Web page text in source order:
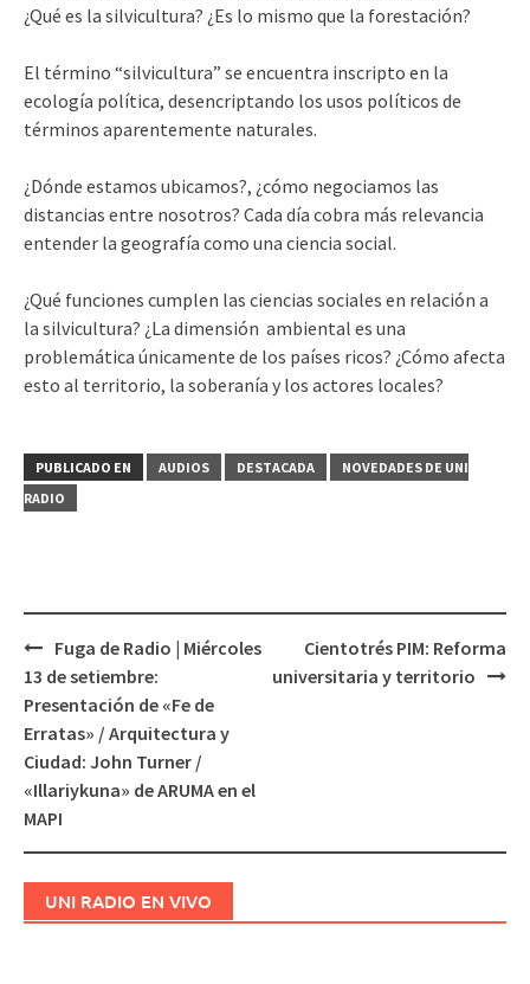
¿Qué es la silvicultura? ¿Es lo mismo que la forestación?
El término “silvicultura” se encuentra inscripto en la
ecología política, desencriptando los usos políticos de
términos aparentemente naturales.
¿Dónde estamos ubicamos?, ¿cómo negociamos las
distancias entre nosotros? Cada día cobra más relevancia
entender la geografía como una ciencia social.
¿Qué funciones cumplen las ciencias sociales en relación a
la silvicultura? ¿La dimensión ambiental es una
problemática únicamente de los países ricos? ¿Cómo afecta
esto al territorio, la soberanía y los actores locales?
PUBLICADO EN AUDIOS DESTACADA
NOVEDADES DE UNI
RADIO
Navegación
de
entradas
Fuga de Radio | Miércoles
13 de setiembre:
Presentación de «Fe de
Erratas» / Arquitectura y
Ciudad: John Turner /
«Illariykuna» de ARUMA en el
MAPI
Cientotrés PIM: Reforma
universitaria y territorio
UNI RADIO EN VIVO